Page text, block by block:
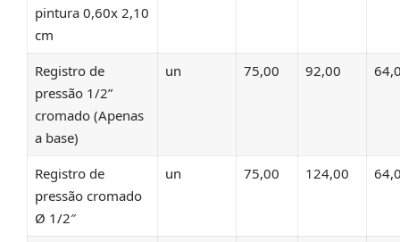
pintura 0,60x 2,10
cm
Registro de
pressão 1/2”
cromado (Apenas
a base)
un 75,00 92,00
Registro de
pressão cromado
Ø 1/2″
un 75,00 124,00